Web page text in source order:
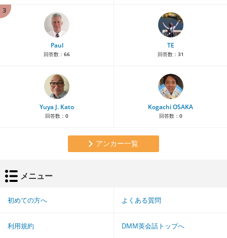
3
Paul
回答数： 66
TE
回答数： 31
Yuya J. Kato
回答数： 0
Kogachi OSAKA
回答数： 0
アンカー一覧
メニュー
初めての方へ よくある質問
利用規約 DMM英会話トップへ